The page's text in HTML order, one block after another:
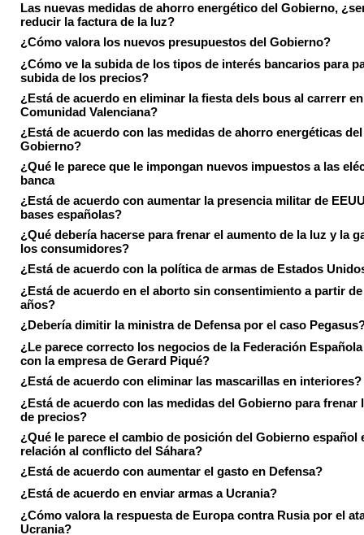
Las nuevas medidas de ahorro energético del Gobierno,
reducir la factura de la luz?
¿Cómo valora los nuevos presupuestos del Gobierno?
¿Cómo ve la subida de los tipos de interés bancarios para
subida de los precios?
¿Está de acuerdo en eliminar la fiesta dels bous al carrerr
Comunidad Valenciana?
¿Está de acuerdo con las medidas de ahorro energéticas del
Gobierno?
¿Qué le parece que le impongan nuevos impuestos a las
banca
¿Está de acuerdo con aumentar la presencia militar de
bases españolas?
¿Qué debería hacerse para frenar el aumento de la luz y la
los consumidores?
¿Está de acuerdo con la política de armas de Estados
¿Está de acuerdo en el aborto sin consentimiento a partir
años?
¿Debería dimitir la ministra de Defensa por el caso
¿Le parece correcto los negocios de la Federación
con la empresa de Gerard Piqué?
¿Está de acuerdo con eliminar las mascarillas en interiores?
¿Está de acuerdo con las medidas del Gobierno para frenar
de precios?
¿Qué le parece el cambio de posición del Gobierno español
relación al conflicto del Sáhara?
¿Está de acuerdo con aumentar el gasto en Defensa?
¿Está de acuerdo en enviar armas a Ucrania?
¿Cómo valora la respuesta de Europa contra Rusia por el
Ucrania?